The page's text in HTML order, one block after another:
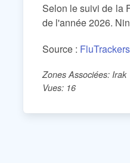
Selon le suivi de la
de l'année 2026.
Source : FluTrackers
Zones Associées: Irak
Vues: 16